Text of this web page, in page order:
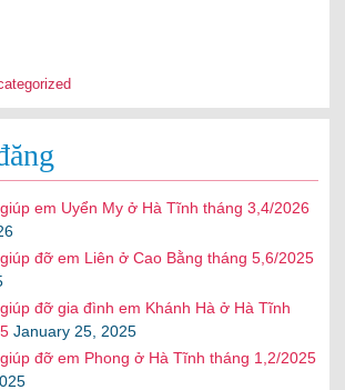
em Uyển My ở Hà Tĩnh tháng 3,4/2026
đỡ em Liên ở Cao Bằng tháng 5,6/2025
đỡ gia đình em Khánh Hà ở Hà Tĩnh
January 25, 2025
đỡ em Phong ở Hà Tĩnh tháng 1,2/2025